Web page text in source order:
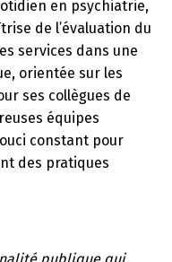
en psychiatrie,
de l’évaluation du
services dans une
orientée sur les
ses collègues de
équipes
constant pour
des pratiques